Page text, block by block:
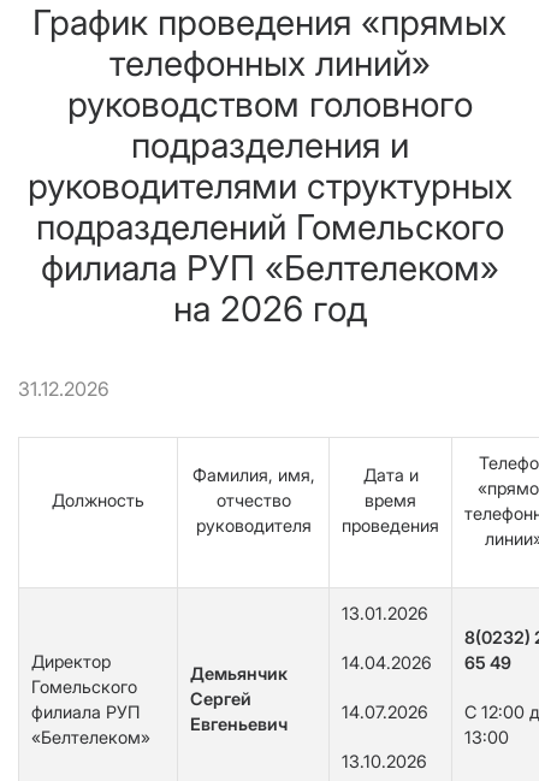
График проведения «прямых
телефонных линий»
руководством головного
подразделения и
руководителями структурных
подразделений Гомельского
филиала РУП «Белтелеком»
на 2026 год
31.12.2026
Должность
Фамилия, имя,
отчество
руководителя
Дата и
время
проведения
Директор
Гомельского
филиала РУП
«Белтелеком»
Демьянчик
Сергей
Евгеньевич
13.01.2026
14.04.2026
14.07.2026
13.10.2026
8(0232)
65 49
С 12:00
13:00